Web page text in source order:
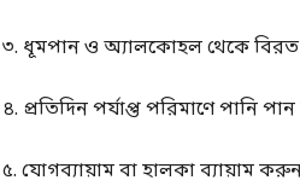
৩. ধূমপান ও অ্যালকোহল থেকে
৪. প্রতিদিন পর্যাপ্ত পরিমাণে পানি
৫. যোগব্যায়াম বা হালকা ব্যায়াম